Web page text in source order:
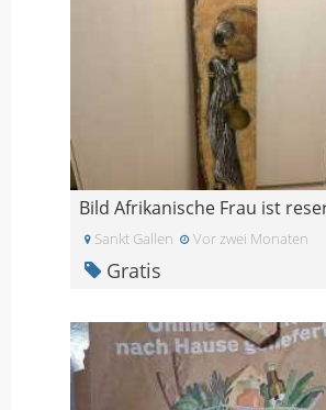
Bild Afrikanische Frau ist
Sankt Gallen Vor zwei Monaten
Gratis